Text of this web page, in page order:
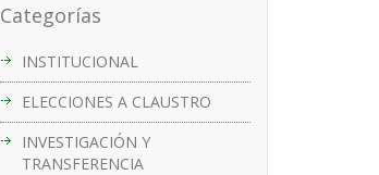
Categorías
INSTITUCIONAL
ELECCIONES A CLAUSTRO
INVESTIGACIÓN Y
TRANSFERENCIA